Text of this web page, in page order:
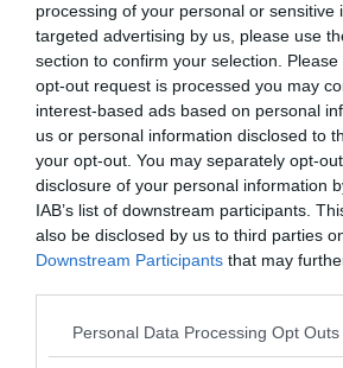
processing of your personal or sensitive
targeted advertising by us, please use
section to confirm your selection.
opt-out request is processed you may
interest-based ads based on personal
us or personal information disclosed to
your opt-out. You may separately opt-
disclosure of your personal information
IAB’s list of downstream participants.
also be disclosed by us to third parties
Downstream Participants that may
Personal Data Processing Opt Outs
Solo venerdì un calo
ma aumenteranno i
Tragedia in piscina:
ragazzo di Trento
Morto Mattia Maestri:
coma dal 2017 dopo un
contaminato
Sei escursionisti
maltempo: intervento del
Alpino